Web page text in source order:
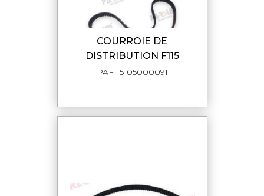
COURROIE DE
DISTRIBUTION F115
PAF115-05000091